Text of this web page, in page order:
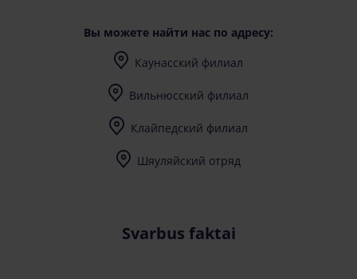
Вы можете найти нас по адресу:
Каунасский филиал
Вильнюсский филиал
Клайпедский филиал
Шяуляйский отряд
Svarbus faktai